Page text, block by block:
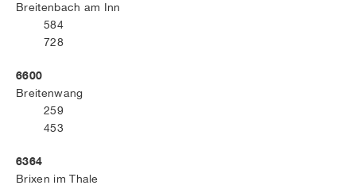
Breitenbach am Inn
584
728
6600
Breitenwang
259
453
6364
Brixen im Thale